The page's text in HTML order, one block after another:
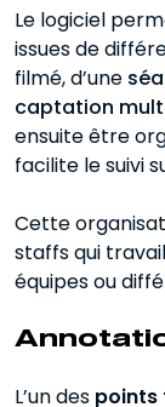
Le logiciel
issues de
filmé, d’une
captation
ensuite être
facilite le suivi
Cette
staffs qui
équipes ou
L’un des points